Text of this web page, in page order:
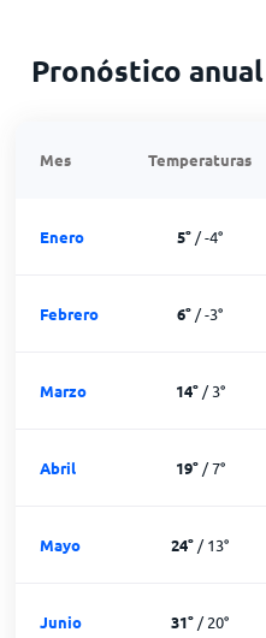
Pronóstico
Mes Temperaturas
Enero 5° /-4°
Febrero 6° /-3°
Marzo 14°/3°
Abril 19°/7°
Mayo 24° /13°
Junio 31° /20°